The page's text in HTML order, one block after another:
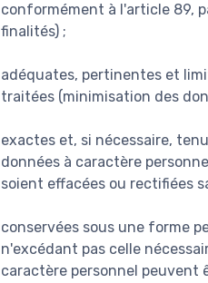
conformément à l'article 89,
finalités) ;
adéquates, pertinentes et
traitées (minimisation des
exactes et, si nécessaire,
données à caractère
soient effacées ou rectifiées
conservées sous une forme
n'excédant pas celle
caractère personnel peuvent